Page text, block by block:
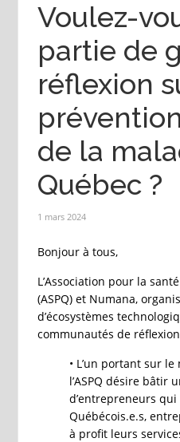
Voulez-
partie de
réflexion
de la
Québec ?
1 mars 2024
Bonjour à tous,
L’Association pour la
(ASPQ) et Numana,
d’écosystèmes
communautés de
• L’un portant sur
l’ASPQ désire bâtir
d’entrepreneurs
Québécois.e.s,
à profit leurs